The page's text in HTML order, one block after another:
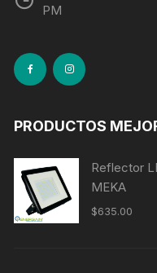
PM
PRODUCTOS
Reflector
MEKA
$635.00